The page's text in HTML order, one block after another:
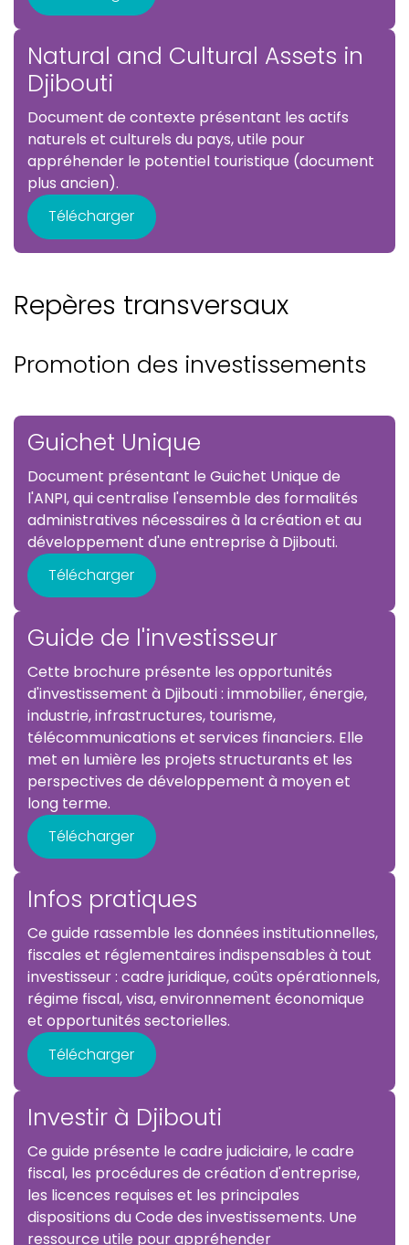
Natural and Cultural Assets in
Djibouti
Document de contexte présentant les actifs
naturels et culturels du pays, utile pour
appréhender le potentiel touristique (document
plus ancien).
Télécharger
Repères transversaux
Promotion des investissements
Guichet Unique
Document présentant le Guichet Unique de
l'ANPI, qui centralise l'ensemble des formalités
administratives nécessaires à la création et au
développement d'une entreprise à Djibouti.
Télécharger
Guide de l'investisseur
Cette brochure présente les opportunités
d'investissement à Djibouti : immobilier, énergie,
industrie, infrastructures, tourisme,
télécommunications et services financiers. Elle
met en lumière les projets structurants et les
perspectives de développement à moyen et
long terme.
Télécharger
Infos pratiques
Ce guide rassemble les données institutionnelles,
fiscales et réglementaires indispensables à tout
investisseur : cadre juridique, coûts opérationnels,
régime fiscal, visa, environnement économique
et opportunités sectorielles.
Télécharger
Investir à Djibouti
Ce guide présente le cadre judiciaire, le cadre
fiscal, les procédures de création d'entreprise,
les licences requises et les principales
dispositions du Code des investissements. Une
ressource utile pour appréhender